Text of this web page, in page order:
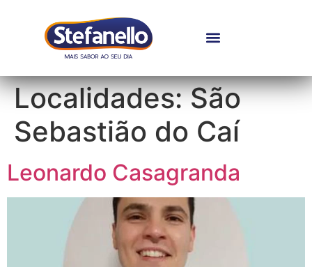
Localidades:São
Sebastião do Caí
Leonardo Casagranda